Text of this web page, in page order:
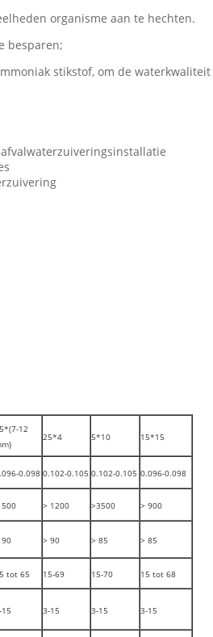
organisme aan te hechten.
besparen;
stikstof, om de
12
25*4 5*10 15*15
0.098 0.102-0.105 0.102-0.105 0.096-0.098
500 > 1200 >3500 > 900
90 > 90 > 85 > 85
tot 65 15-69 15-70 15 tot 68
3-15 3-15 3-15